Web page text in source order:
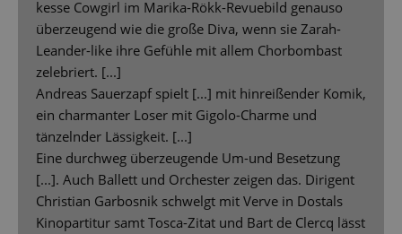
kesse Cowgirl im Marika-Rökk-Revuebild genauso
überzeugend wie die große Diva, wenn sie Zarah-
Leander-like ihre Gefühle mit allem Chorbombast
zelebriert. [...]
Andreas Sauerzapf spielt [...] mit hinreißender Komik,
ein charmanter Loser mit Gigolo-Charme und
tänzelnder Lässigkeit. [...]
Eine durchweg überzeugende Um-und Besetzung
[...]. Auch Ballett und Orchester zeigen das. Dirigent
Christian Garbosnik schwelgt mit Verve in Dostals
Kinopartitur samt Tosca-Zitat und Bart de Clercq lässt